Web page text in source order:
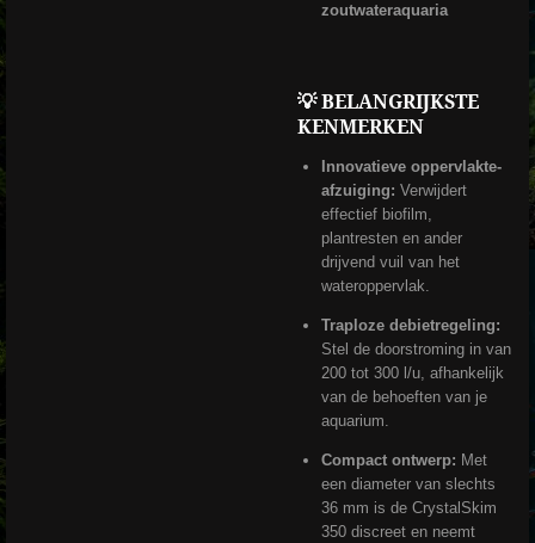
zoutwateraquaria
💡 BELANGRIJKSTE
KENMERKEN
Innovatieve oppervlakte-
afzuiging: Verwijdert
effectief biofilm,
plantresten en ander
drijvend vuil van het
wateroppervlak.
Traploze debietregeling:
Stel de doorstroming in van
200 tot 300 l/u, afhankelijk
van de behoeften van je
aquarium.
Compact ontwerp: Met
een diameter van slechts
36 mm is de CrystalSkim
350 discreet en neemt